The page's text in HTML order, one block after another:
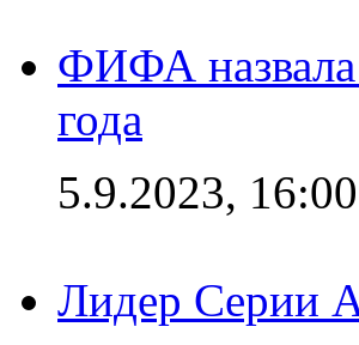
ФИФА назвала
года
5.9.2023, 16:00
Лидер Серии